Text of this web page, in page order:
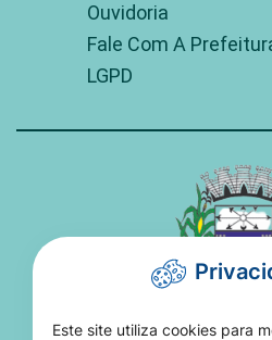
Ouvidoria
Fale Com A
LGPD
Este site utiliza cookies para